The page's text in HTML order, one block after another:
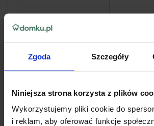
Zgoda Szczegóły
Niniejsza strona korzysta z plików
Wykorzystujemy pliki cookie do
i reklam, aby oferować funkcje
przeciw molom o
25 27,98 zł 25